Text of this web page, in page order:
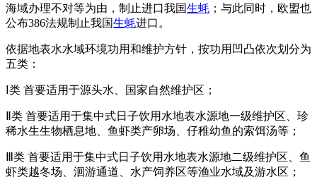
海域办理不对等为由，制止进口我国生蚝 ；与此同时，欧盟也
公布386法规制止我国生蚝进口。
依据地表水水域环境功用和维护方针，按功用凹凸依次划分为
五类：
Ⅰ类 首要适用于源头水、国家自然维护区；
Ⅱ类 首要适用于集中式日子饮用水地表水源地一级维护区、珍
稀水生生物栖息地、鱼虾类产卵场、仔稚幼鱼的索饵汤等；
Ⅲ类 首要适用于集中式日子饮用水地表水源地二级维护区、鱼
虾类越冬场、洄游通道、水产饲养区等渔业水域及游水区；